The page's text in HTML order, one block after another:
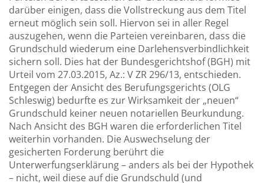
darüber einigen, dass die Vollstreckung aus dem Titel
erneut möglich sein soll. Hiervon sei in aller Regel
auszugehen, wenn die Parteien vereinbaren, dass die
Grundschuld wiederum eine Darlehensverbindlichkeit
sichern soll. Dies hat der Bundesgerichtshof (BGH) mit
Urteil vom 27.03.2015, Az.: V ZR 296/13, entschieden.
Entgegen der Ansicht des Berufungsgerichts (OLG
Schleswig) bedurfte es zur Wirksamkeit der „neuen“
Grundschuld keiner neuen notariellen Beurkundung.
Nach Ansicht des BGH waren die erforderlichen Titel
weiterhin vorhanden. Die Auswechselung der
gesicherten Forderung berührt die
Unterwerfungserklärung – anders als bei der Hypothek
– nicht, weil diese auf die Grundschuld (und